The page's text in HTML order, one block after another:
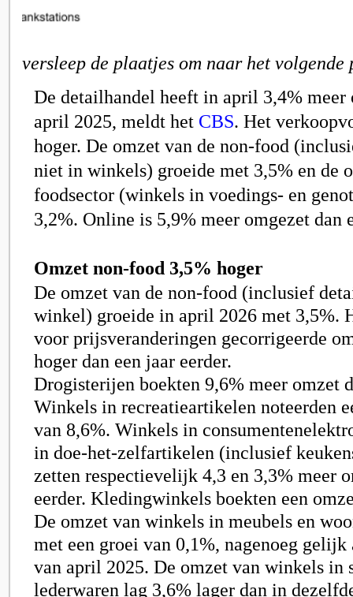
versleep de plaatjes om naar het
De detailhandel heeft in april 3,4% meer
april 2025, meldt het CBS. Het
hoger. De omzet van de non-food
niet in winkels) groeide met 3,5% en de
foodsector (winkels in voedings- en
3,2%. Online is 5,9% meer omgezet dan
Omzet non-food 3,5% hoger
De omzet van de non-food (inclusief
winkel) groeide in april 2026 met 3,5%.
voor prijsveranderingen gecorrigeerde
hoger dan een jaar eerder.
Drogisterijen boekten 9,6% meer omzet
Winkels in recreatieartikelen noteerden
van 8,6%. Winkels in
in doe-het-zelfartikelen (inclusief
zetten respectievelijk 4,3 en 3,3% meer
eerder. Kledingwinkels boekten een
De omzet van winkels in meubels en
met een groei van 0,1%, nagenoeg gelijk
van april 2025. De omzet van winkels in
lederwaren lag 3,6% lager dan in